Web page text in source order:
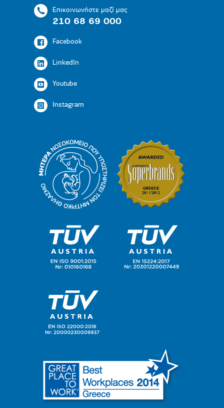
Επικοινωνήστε μαζί μας
210 68 69 000
Facebook
LinkedIn
Youtube
Instagram